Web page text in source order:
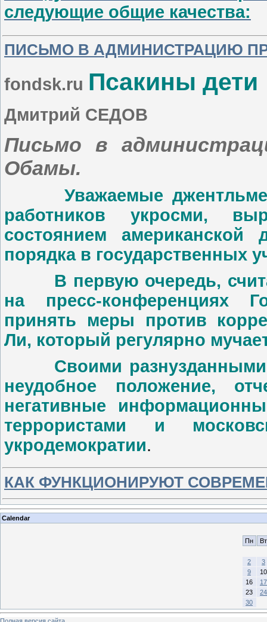
следующие общие качества:
ПИСЬМО В АДМИНИСТРАЦИЮ
fondsk.ru Псакины дети
Дмитрий СЕДОВ
Письмо в
Обамы.
Уважаемые
работников укросми,
состоянием американской
порядка в государственных
В первую очередь,
на пресс-конференциях
принять меры против
Ли, который регулярно
Своими разнузданными
неудобное положение,
негативные
террористами и
укродемократии.
КАК ФУНКЦИОНИРУЮТ
Calendar
Пн Вт
2
3
9
10
16
17
23
24
30
Полная версия сайта